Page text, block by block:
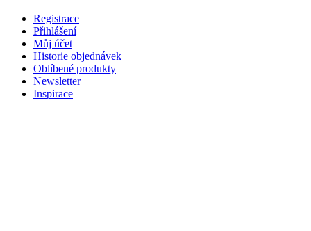
Registrace
Přihlášení
Můj účet
Historie objednávek
Oblíbené produkty
Newsletter
Inspirace